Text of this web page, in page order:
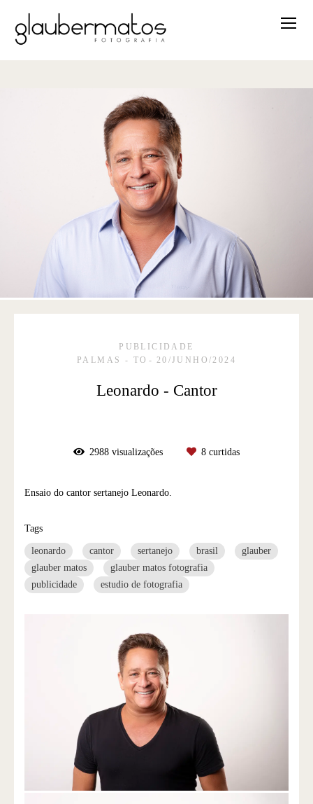
PUBLICIDADE
PALMAS - TO
20/JUNHO/2024
Leonardo - Cantor
2988 visualizações 8 curtidas
Ensaio do cantor sertanejo Leonardo.
Tags
leonardo cantor sertanejo brasil
glauber
glauber matos
glauber matos fotografia
publicidade
estudio de fotografia